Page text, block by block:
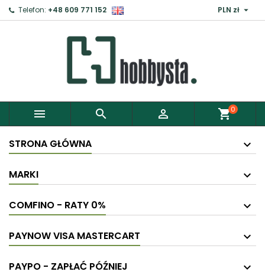
Telefon: +48 609 771 152 PLN zł 
   shopping_cart0
STRONA GŁÓWNA
MARKI
COMFINO - RATY 0%
PAYNOW VISA MASTERCART
PAYPO - ZAPŁAĆ PÓŹNIEJ